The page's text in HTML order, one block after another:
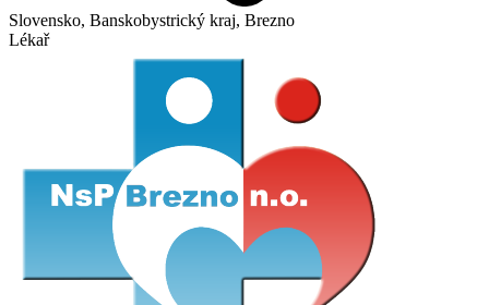
Slovensko, Banskobystrický kraj, Brezno
Lékař